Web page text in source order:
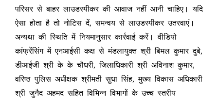
परिसर से बाहर लाउडस्पीकर की आवाज नहीं आनी चाहिए। यदि
ऐसा होता है तो नोटिस दें, समन्वय से लाउडस्पीकर उतरवाएं।
अन्यथा की स्थिति में नियमानुसार कार्रवाई करें। वीडियो
कांफ्रेंसिंग में एनआईसी कक्ष से मंडलायुक्त श्री बिमल कुमार दुबे,
डीआईजी श्री के के चौधरी, जिलाधिकारी श्री अविनाश कुमार,
वरिष्ठ पुलिस अधीक्षक श्रीमती सुधा सिंह, मुख्य विकास अधिकारी
श्री जुनैद अहमद सहित विभिन्न विभागों के उच्च स्तरीय